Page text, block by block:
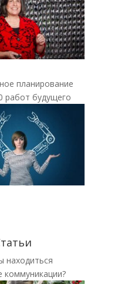
планирование
работ будущего
находиться
коммуникации?